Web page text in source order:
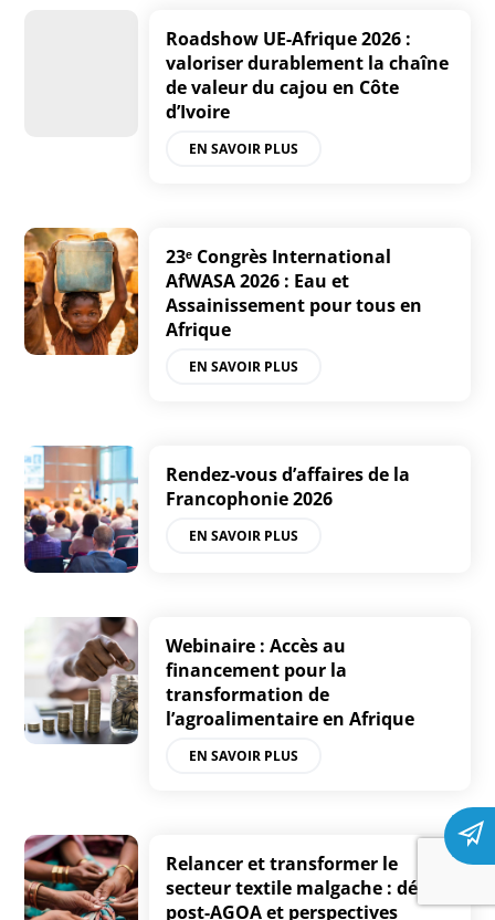
Roadshow UE-Afrique 2026 :
valoriser durablement la chaîne
de valeur du cajou en Côte
d’Ivoire
EN SAVOIR PLUS
23ᵉ Congrès International
AfWASA 2026 : Eau et
Assainissement pour tous en
Afrique
EN SAVOIR PLUS
Rendez-vous d’affaires de la
Francophonie 2026
EN SAVOIR PLUS
Webinaire : Accès au
financement pour la
transformation de
l’agroalimentaire en Afrique
EN SAVOIR PLUS
Relancer et transformer le
secteur textile malgache : défis
post-AGOA et perspectives